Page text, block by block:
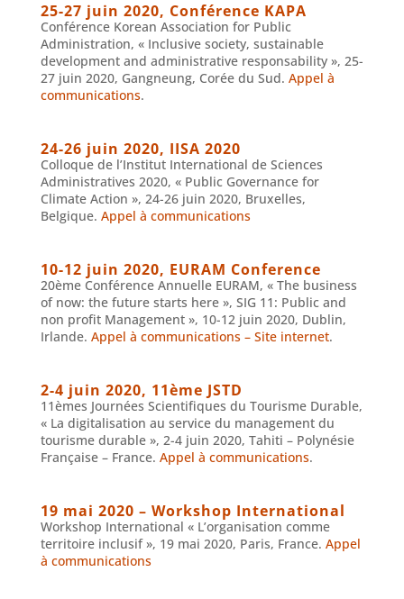
25-27 juin 2020, Conférence KAPA
Conférence Korean Association for Public
Administration, « Inclusive society, sustainable
development and administrative responsability », 25-
27 juin 2020, Gangneung, Corée du Sud. Appel à
communications.
24-26 juin 2020, IISA 2020
Colloque de l’Institut International de Sciences
Administratives 2020, « Public Governance for
Climate Action », 24-26 juin 2020, Bruxelles,
Belgique. Appel à communications
10-12 juin 2020, EURAM Conference
20ème Conférence Annuelle EURAM, « The business
of now: the future starts here », SIG 11: Public and
non profit Management », 10-12 juin 2020, Dublin,
Irlande. Appel à communications – Site internet.
2-4 juin 2020, 11ème JSTD
11èmes Journées Scientifiques du Tourisme Durable,
« La digitalisation au service du management du
tourisme durable », 2-4 juin 2020, Tahiti – Polynésie
Française – France. Appel à communications.
19 mai 2020 – Workshop International
Workshop International « L’organisation comme
territoire inclusif », 19 mai 2020, Paris, France. Appel
à communications